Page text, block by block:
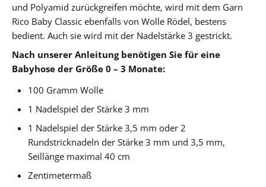
und Polyamid zurückgreifen möchte, wird mit dem Garn
Rico Baby Classic ebenfalls von Wolle Rödel, bestens
bedient. Auch sie wird mit der Nadelstärke 3 gestrickt.
Nach unserer Anleitung benötigen Sie für eine
Babyhose der Größe 0 – 3 Monate:
100 Gramm Wolle
1 Nadelspiel der Stärke 3 mm
1 Nadelspiel der Stärke 3,5 mm oder 2
Rundstricknadeln der Stärke 3 mm und 3,5 mm,
Seillänge maximal 40 cm
Zentimetermaß